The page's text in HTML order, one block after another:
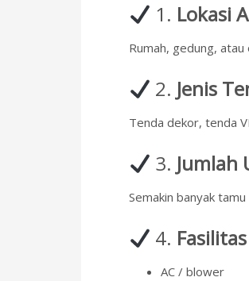
1. Lokasi
Rumah, gedung,
2. Jenis
Tenda dekor, tenda
3. Jumlah
Semakin banyak
4.
AC / blower